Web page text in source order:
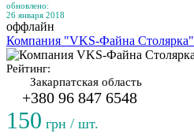
обновлено:
26 января 2018
оффлайн
Компания "VKS-Файна Столярка"
Рейтинг:
Закарпатская область
+380 96 847 6548
150 грн / шт.